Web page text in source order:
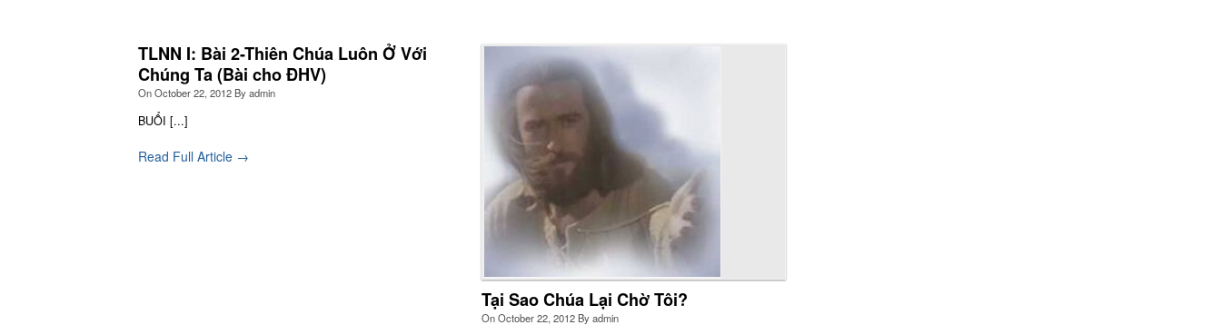
Nói chuyện
Thực sự, theo ý nghĩa sâu xa của ‘nói chuyện’, khi tiếp xúc thân
mật với ai và đi vào mầu nhiệm của họ, chúng ta sẽ được biến
đổi không nhiều thì ít.
TLNN I: Bài 2-Thiên Chúa Luôn Ở Với
Chúng Ta (Bài cho ĐHV)
OnOctober 22, 2012 Byadmin
BUỔI [...]
Read Full Article →
Tại Sao Chúa Lại Chờ Tôi?
OnOctober 22, 2012 Byadmin